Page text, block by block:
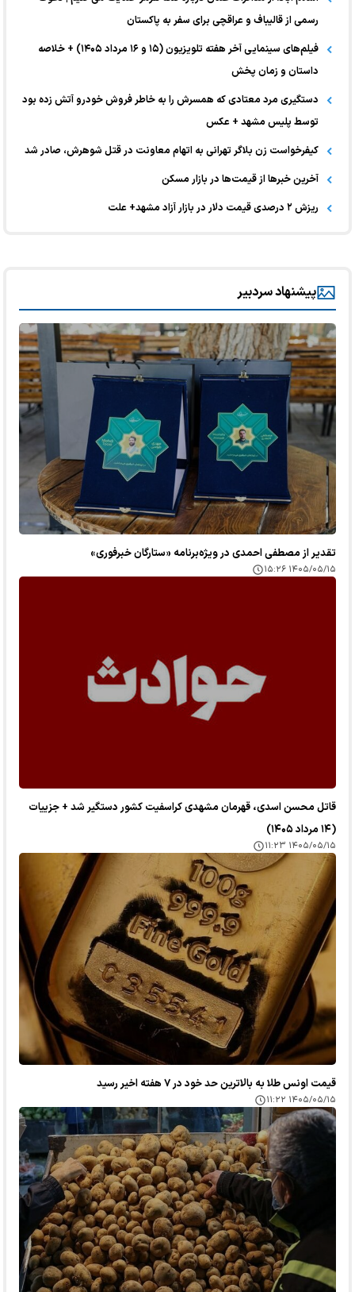
رسمی از قالیباف و عراقچی برای سفر به پاکستان
فیلم‌های سینمایی آخر هفته تلویزیون (۱۵ و ۱۶ مرداد ۱۴۰۵) + خلاصه
داستان و زمان پخش
دستگیری مرد معتادی که همسرش را به خاطر فروش خودرو آتش زده بود
توسط پلیس مشهد + عکس
کیفرخواست زن بلاگر تهرانی به اتهام معاونت در قتل شوهرش، صادر شد
آخرین خبر‌ها از قیمت‌ها در بازار مسکن
ریزش ۲ درصدی قیمت دلار در بازار آزاد مشهد+ علت
پیشنهاد سردبیر
تقدیر از مصطفی احمدی در ویژه‌برنامه «ستارگان خبرفوری»
۱۴۰۵/۰۵/۱۵ ۱۵:۲۶
قاتل محسن اسدی، قهرمان مشهدی کراسفیت کشور دستگیر شد + جزییات
(۱۴ مرداد ۱۴۰۵)
۱۴۰۵/۰۵/۱۵ ۱۱:۲۳
قیمت اونس طلا به بالاترین حد خود در ۷ هفته اخیر رسید
۱۴۰۵/۰۵/۱۵ ۱۱:۲۲